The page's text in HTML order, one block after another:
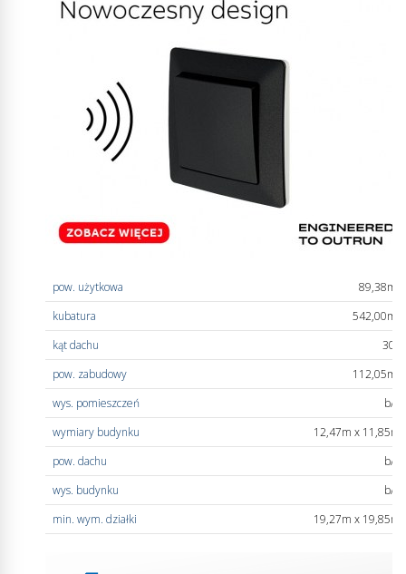
pow. użytkowa 89,38m
kubatura 542,00m
kąt dachu
30°
pow. zabudowy
112,05m
wys. pomieszczeń
b/d
wymiary budynku
12,47m x 11,85m
pow. dachu
b/d
wys. budynku
b/d
min. wym. działki
19,27m x 19,85m